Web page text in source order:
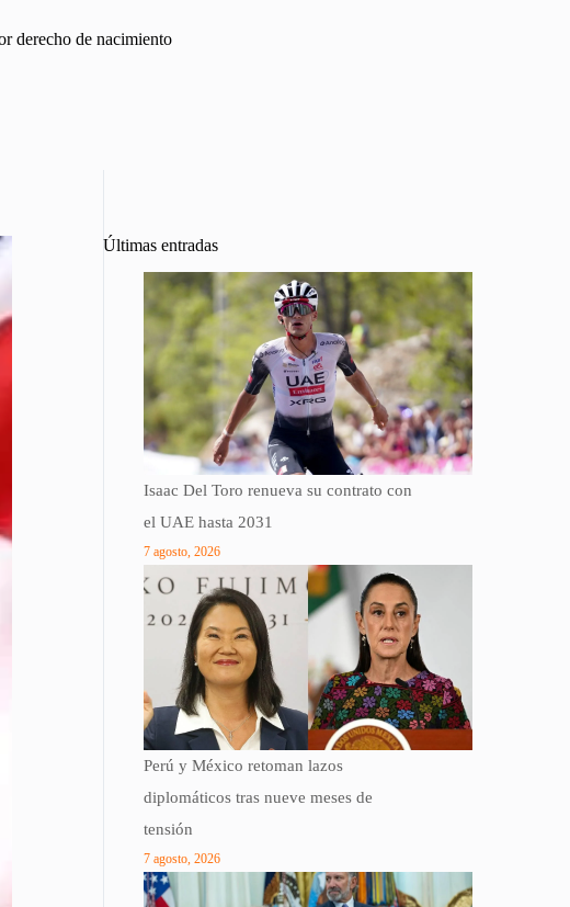
derecho de nacimiento
Últimas entradas
Isaac Del Toro renueva su contrato con
el UAE hasta 2031
7 agosto, 2026
Perú y México retoman lazos
diplomáticos tras nueve meses de
tensión
7 agosto, 2026